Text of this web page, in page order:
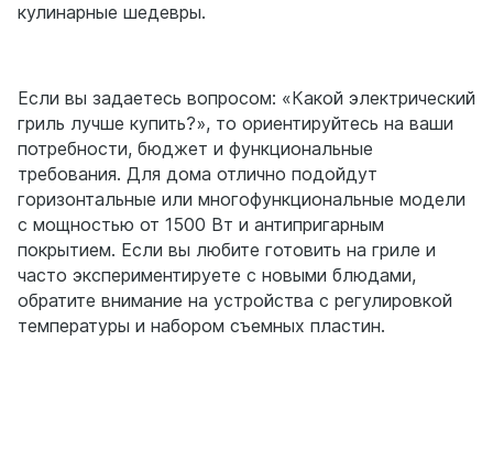
кулинарные шедевры.
Если вы задаетесь вопросом: «Какой электрический
гриль лучше купить?», то ориентируйтесь на ваши
потребности, бюджет и функциональные
требования. Для дома отлично подойдут
горизонтальные или многофункциональные модели
с мощностью от 1500 Вт и антипригарным
покрытием. Если вы любите готовить на гриле и
часто экспериментируете с новыми блюдами,
обратите внимание на устройства с регулировкой
температуры и набором съемных пластин.